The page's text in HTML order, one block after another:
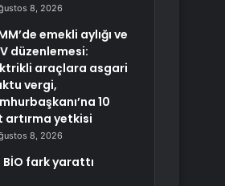
8, 2026
emekli aylığı ve
düzenlemesi:
araçlara asgari
vergi,
10
artırma yetkisi
8, 2026
fark yarattı